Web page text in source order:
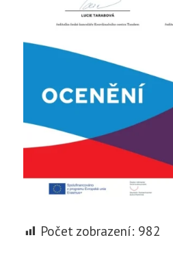
Počet zobrazení: 982